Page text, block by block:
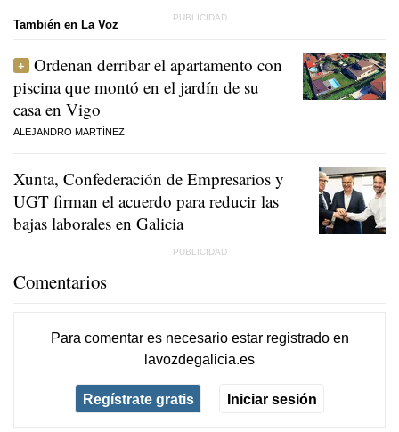
También en La Voz
Ordenan derribar el apartamento con
piscina que montó en el jardín de su
casa en Vigo
ALEJANDRO MARTÍNEZ
Xunta, Confederación de Empresarios y
UGT firman el acuerdo para reducir las
bajas laborales en Galicia
Comentarios
Para comentar es necesario estar registradoen
lavozdegalicia.es
Regístrate gratis Iniciar sesión